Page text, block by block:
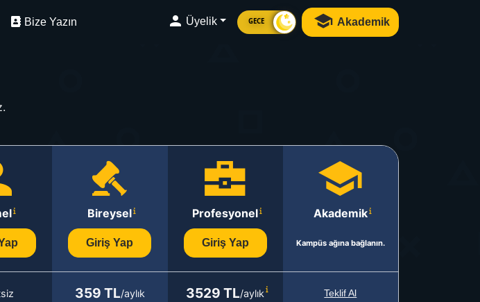
Bize Yazın Üyelik GECE Akademik
Bireysel
Giriş Yap
Profesyonel
Giriş Yap
Akademik
Kampüs ağına bağlanın.
359 TL/aylık 3529 TL/aylık Teklif Al